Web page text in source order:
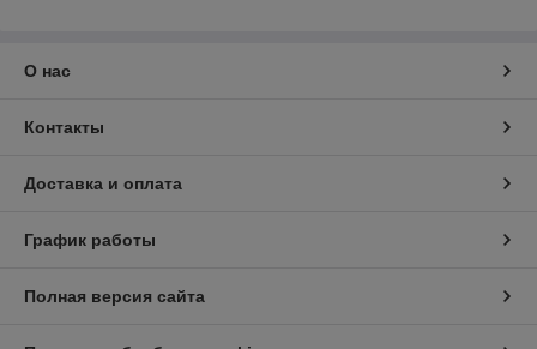
О нас
Контакты
Доставка и оплата
График работы
Полная версия сайта